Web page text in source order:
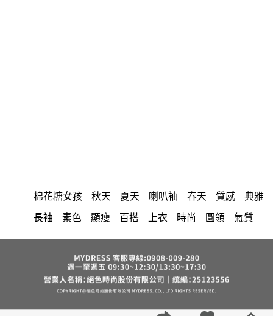
棉花糖女孩 秋天 夏天 喇叭袖 春天 質感 典雅
長袖 素色 顯瘦 百搭 上衣 時尚 圓領 氣質
優雅 中大尺碼 洋裝 長洋裝 小香風 套裝 褲裙
牛仔褲 西裝褲 長裙 雪紡 V領
正韓 洋裝 短洋裝 褲 針織 上身 連身褲